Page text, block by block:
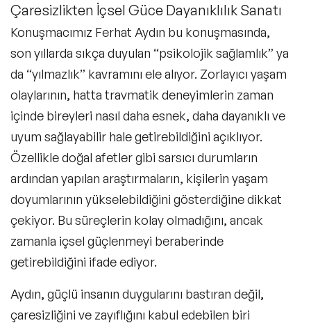
Çaresizlikten İçsel Güce Dayanıklılık Sanatı
Konuşmacımız Ferhat Aydın bu konuşmasında,
son yıllarda sıkça duyulan “psikolojik sağlamlık” ya
da “yılmazlık” kavramını ele alıyor. Zorlayıcı yaşam
olaylarının, hatta travmatik deneyimlerin zaman
içinde bireyleri nasıl daha esnek, daha dayanıklı ve
uyum sağlayabilir hale getirebildiğini açıklıyor.
Özellikle doğal afetler gibi sarsıcı durumların
ardından yapılan araştırmaların, kişilerin yaşam
doyumlarının yükselebildiğini gösterdiğine dikkat
çekiyor. Bu süreçlerin kolay olmadığını, ancak
zamanla içsel güçlenmeyi beraberinde
getirebildiğini ifade ediyor.
Aydın, güçlü insanın duygularını bastıran değil,
çaresizliğini ve zayıflığını kabul edebilen biri